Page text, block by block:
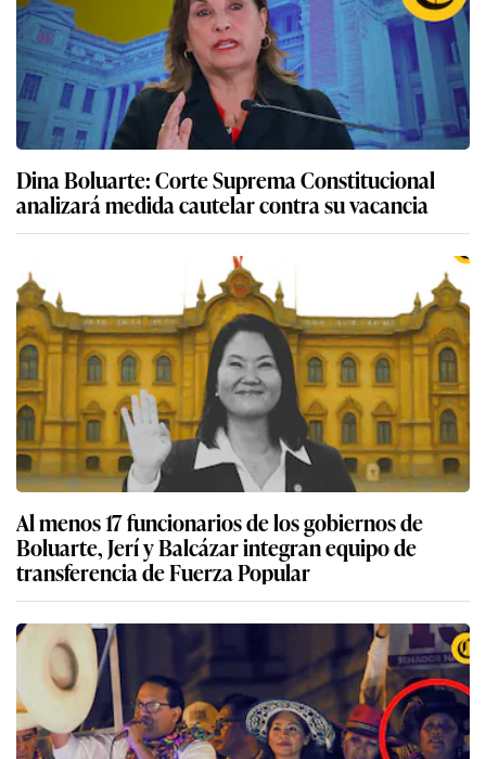
Dina Boluarte: Corte Suprema Constitucional
analizará medida cautelar contra su vacancia
Al menos 17 funcionarios de los gobiernos de
Boluarte, Jerí y Balcázar integran equipo de
transferencia de Fuerza Popular